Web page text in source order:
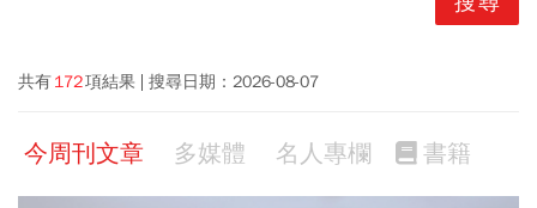
共有172項結果 搜尋日期： 2026-08-07
今周刊文章 多媒體 名人專欄 書籍